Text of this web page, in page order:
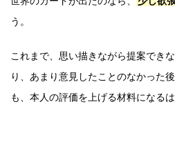
う。
これまで、思い描きながら提案でき
り、あまり意見したことのなかった
も、本人の評価を上げる材料になるは